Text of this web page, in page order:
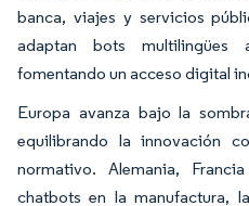
banca, viajes y servicios
adaptan bots multilingües
fomentando un acceso digital
Europa avanza bajo la
equilibrando la innovación
normativo. Alemania,
chatbots en la manufactura,